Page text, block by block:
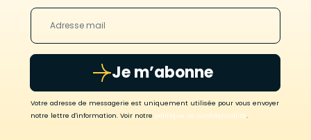
Je m’abonne
Votre adresse de messagerie est uniquement utilisée pour vous envoyer
notre lettre d'information. Voir notre politique de confidentialité.